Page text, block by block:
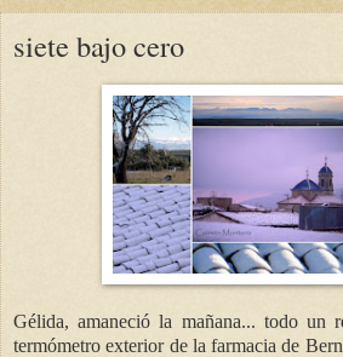
siete bajo cero
Gélida, amaneció la mañana... todo un
termómetro exterior de la farmacia de